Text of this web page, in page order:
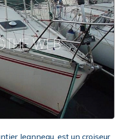
Jeanneau, est un croiseur